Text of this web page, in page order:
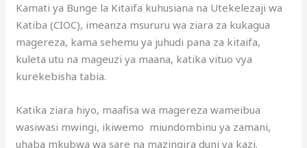
Kamati ya Bunge la Kitaifa kuhusiana na Utekelezaji wa
Katiba (CIOC), imeanza msururu wa ziara za kukagua
magereza, kama sehemu ya juhudi pana za kitaifa,
kuleta utu na mageuzi ya maana, katika vituo vya
kurekebisha tabia.
Katika ziara hiyo, maafisa wa magereza wameibua
wasiwasi mwingi, ikiwemo miundombinu ya zamani,
uhaba mkubwa wa sare na mazingira duni ya kazi.